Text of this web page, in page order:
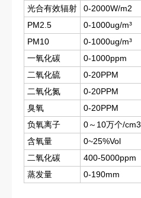
光合有效辐射
0-2000W/m2
PM2.5
0-1000ug/m³
PM10
0-1000ug/m³
一氧化碳
0-1000ppm
二氧化硫
0-20PPM
二氧化氮
0-20PPM
臭氧
0-20PPM
负氧离子
0～10万个/cm3
含氧量
0~25%Vol
二氧化碳
400-5000ppm
蒸发量
0-190mm